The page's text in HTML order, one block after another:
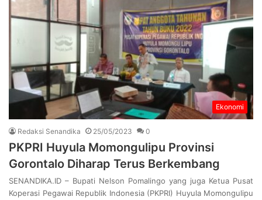
Ekonomi
Redaksi Senandika 25/05/2023 0
PKPRI Huyula Momongulipu Provinsi
Gorontalo Diharap Terus Berkembang
SENANDIKA.ID – Bupati Nelson Pomalingo yang juga Ketua Pusat
Koperasi Pegawai Republik Indonesia (PKPRI) Huyula Momongulipu